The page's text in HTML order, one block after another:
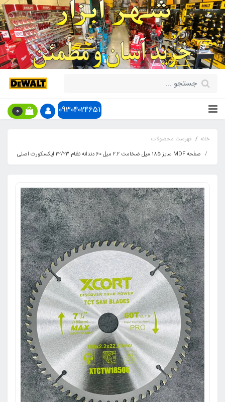
09304024651
0
خانه
فهرست محصولات
صفحه MDF سایز 185 میل ضخامت 2.2 میل 60 دندانه نظام 22/23 ایکسکورت اصلی